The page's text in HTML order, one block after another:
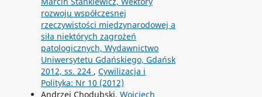
rozwoju współczesnej
rzeczywistości międzynarodowej a
siła niektórych zagrożeń
patologicznych, Wydawnictwo
Uniwersytetu Gdańskiego, Gdańsk
2012, ss. 224 , Cywilizacja i
Polityka: Nr 10 (2012)
Andrzej Chodubski, Wojciech